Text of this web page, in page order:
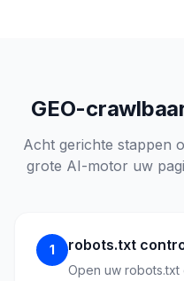
GEO-
Acht gerichte stappen
grote AI-motor uw
1 robots.txt
Open uw robots.txt